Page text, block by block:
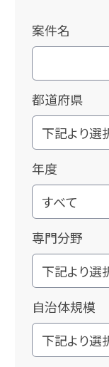
案件名
都道府県
年度
専門分野
自治体規模